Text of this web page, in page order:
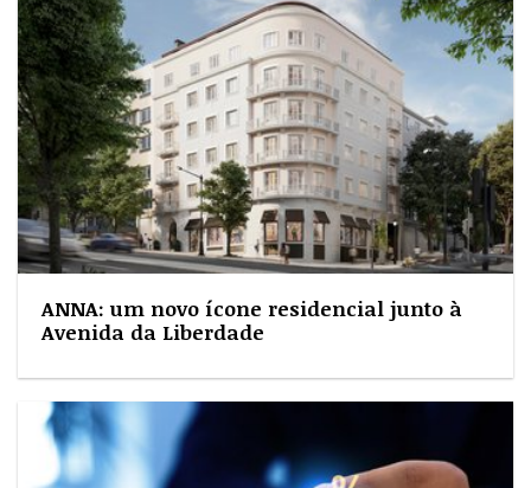
ANNA: um novo ícone residencial junto à
Avenida da Liberdade